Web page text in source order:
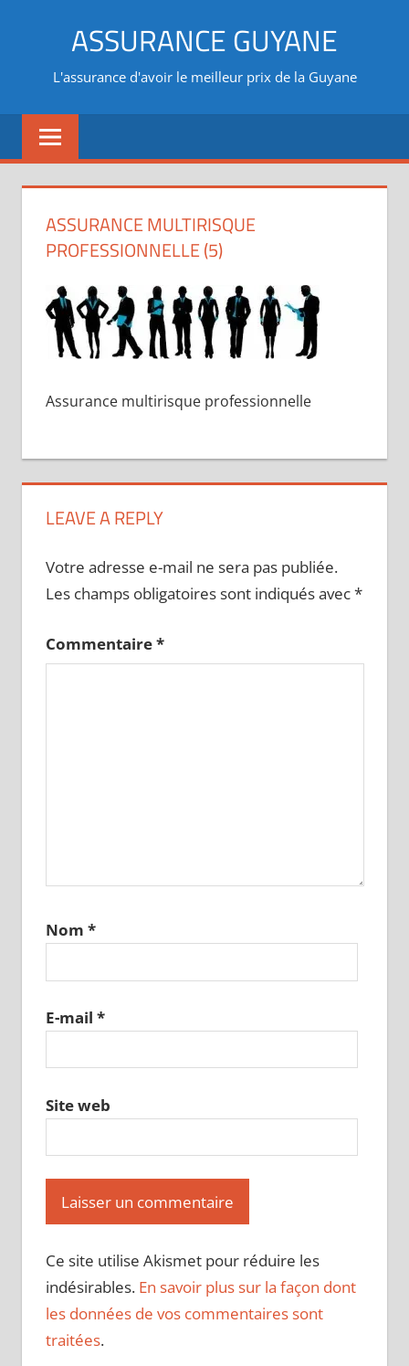
ASSURANCE GUYANE
L'assurance d'avoir le meilleur prix de la Guyane
ASSURANCE MULTIRISQUE
PROFESSIONNELLE (5)
Assurance multirisque professionnelle
LEAVE A REPLY
Votre adresse e-mail ne sera pas publiée.
Les champs obligatoires sont indiqués avec*
Commentaire*
Nom *
E-mail *
Site web
Ce site utilise Akismet pour réduire les
indésirables. En savoir plus sur la façon dont
les données de vos commentaires sont
traitées.